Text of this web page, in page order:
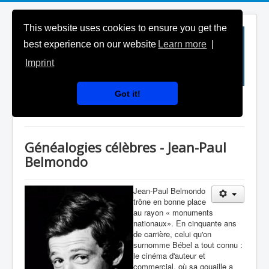
This website uses cookies to ensure you get the
best experience on our website Learn more
Imprint
Got it!
Généalogies célèbres
Généalogies célèbres - Jean-Paul
Belmondo
Jean-Paul Belmondo
trône en bonne place
au rayon « monuments
nationaux». En cinquante ans
de carrière, celui qu'on
surnomme Bébel a tout connu :
le cinéma d'auteur et
commercial, où sa gouaille a